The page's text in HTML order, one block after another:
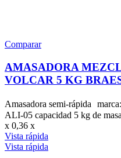
Comparar
AMASADORA
VOLCAR 5 KG
Amasadora semi-rápida
ALI-05 capacidad 5 kg de
x 0,36 x
Vista rápida
Vista rápida